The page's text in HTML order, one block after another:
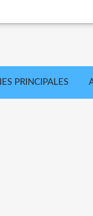
PRINCIPALES